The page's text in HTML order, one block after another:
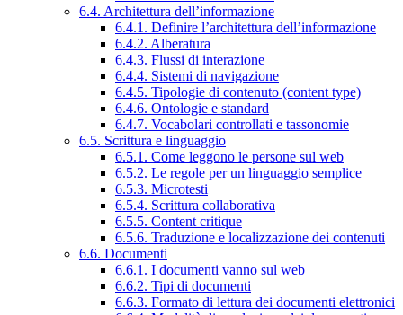
6.4. Architettura dell’informazione
6.4.1. Definire l’architettura dell’informazione
6.4.2. Alberatura
6.4.3. Flussi di interazione
6.4.4. Sistemi di navigazione
6.4.5. Tipologie di contenuto (content type)
6.4.6. Ontologie e standard
6.4.7. Vocabolari controllati e tassonomie
6.5. Scrittura e linguaggio
6.5.1. Come leggono le persone sul web
6.5.2. Le regole per un linguaggio semplice
6.5.3. Microtesti
6.5.4. Scrittura collaborativa
6.5.5. Content critique
6.5.6. Traduzione e localizzazione dei contenuti
6.6. Documenti
6.6.1. I documenti vanno sul web
6.6.2. Tipi di documenti
6.6.3. Formato di lettura dei documenti elettronici